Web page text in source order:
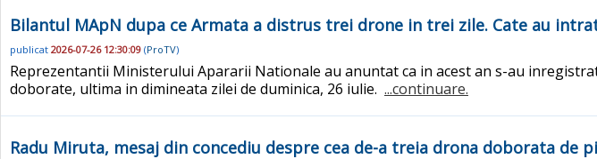
Bilantul MApN dupa ce Armata a distrus trei drone in trei zile. Cate au
publicat 2026-07-26 12:30:09 (ProTV)
Reprezentantii Ministerului Apararii Nationale au anuntat ca in acest an s-au
doborate, ultima in dimineata zilei de duminica, 26 iulie. ...continuare.
Radu Miruta, mesaj din concediu despre cea de-a treia drona doborata de